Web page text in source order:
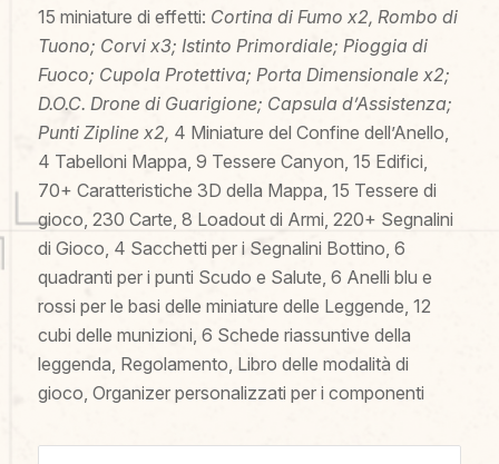
15 miniature di effetti: Cortina di Fumo x2, Rombo di
Tuono; Corvi x3; Istinto Primordiale; Pioggia di
Fuoco; Cupola Protettiva; Porta Dimensionale x2;
D.O.C. Drone di Guarigione; Capsula d’Assistenza;
Punti Zipline x2, 4 Miniature del Confine dell’Anello,
4 Tabelloni Mappa, 9 Tessere Canyon, 15 Edifici,
70+ Caratteristiche 3D della Mappa, 15 Tessere di
gioco, 230 Carte, 8 Loadout di Armi, 220+ Segnalini
di Gioco, 4 Sacchetti per i Segnalini Bottino, 6
quadranti per i punti Scudo e Salute, 6 Anelli blu e
rossi per le basi delle miniature delle Leggende, 12
cubi delle munizioni, 6 Schede riassuntive della
leggenda, Regolamento, Libro delle modalità di
gioco, Organizer personalizzati per i componenti